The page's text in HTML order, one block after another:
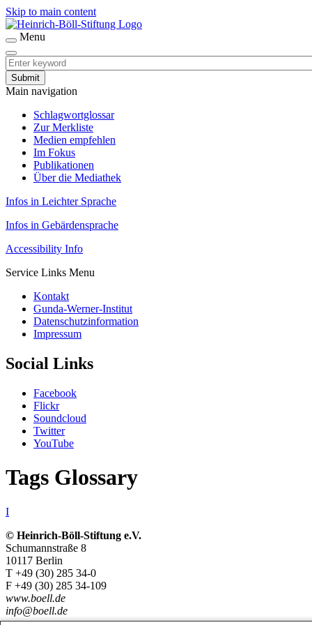
Skip to main content
Menu
Main navigation
Schlagwortglossar
Zur Merkliste
Medien empfehlen
Im Fokus
Publikationen
Über die Mediathek
Infos in Leichter Sprache
Infos in Gebärdensprache
Accessibility Info
Service Links Menu
Kontakt
Gunda-Werner-Institut
Datenschutzinformation
Impressum
Social Links
Facebook
Flickr
Soundcloud
Twitter
YouTube
Tags Glossary
I
© Heinrich-Böll-Stiftung e.V.
Schumannstraße 8
10117 Berlin
T +49 (30) 285 34-0
F +49 (30) 285 34-109
www.boell.de
info@boell.de